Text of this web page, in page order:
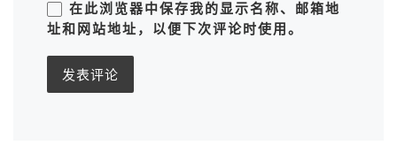
在此浏览器中保存我的显示名称、邮箱地
址和网站地址，以便下次评论时使用。